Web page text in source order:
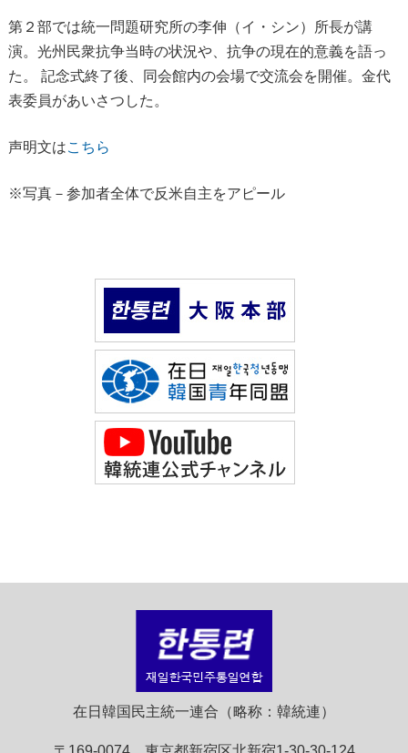
第２部では統一問題研究所の李伸（イ・シン）所長が講
演。光州民衆抗争当時の状況や、抗争の現在的意義を語っ
た。 記念式終了後、同会館内の会場で交流会を開催。金代
表委員があいさつした。
声明文はこちら
※写真－参加者全体で反米自主をアピール
在日韓国民主統一連合（略称：韓統連）